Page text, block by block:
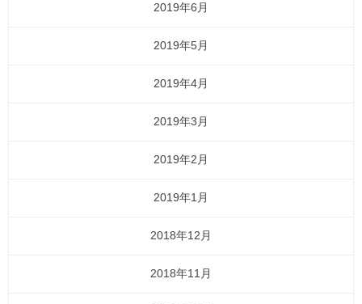
2019年6月
2019年5月
2019年4月
2019年3月
2019年2月
2019年1月
2018年12月
2018年11月